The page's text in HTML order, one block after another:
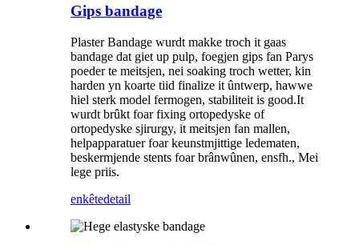
Gips bandage
Plaster Bandage wurdt makke troch it gaas
bandage dat giet up pulp, foegjen gips fan Parys
poeder te meitsjen, nei soaking troch wetter, kin
harden yn koarte tiid finalize it ûntwerp, hawwe
hiel sterk model fermogen, stabiliteit is good.It
wurdt brûkt foar fixing ortopedyske of
ortopedyske sjirurgy, it meitsjen fan mallen,
helpapparatuer foar keunstmjittige ledematen,
beskermjende stents foar brânwûnen, ensfh., Mei
lege priis.
enkêtedetail